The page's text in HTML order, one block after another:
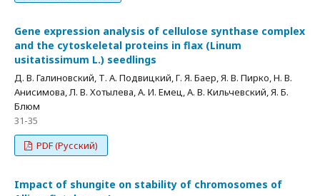
Gene expression analysis of cellulose synthase complex
and the cytoskeletal proteins in flax (Linum
usitatissimum L.) seedlings
Д. В. Галиновский, Т. А. Подвицкий, Г. Я. Баер, Я. В. Пирко, Н. В.
Анисимова, Л. В. Хотылева, А. И. Емец, А. В. Кильчевский, Я. Б.
Блюм
31-35
PDF (Русский)
Impact of shungite on stability of chromosomes of